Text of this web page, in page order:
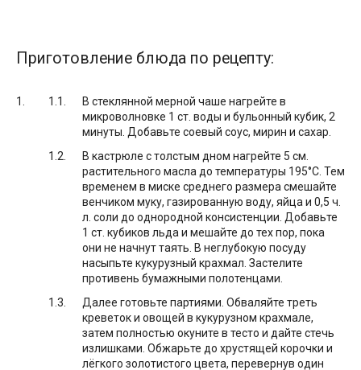
Приготовление блюда по рецепту:
В стеклянной мерной чаше нагрейте в
микроволновке 1 ст. воды и бульонный кубик, 2
минуты. Добавьте соевый соус, мирин и сахар.
В кастрюле с толстым дном нагрейте 5 см.
растительного масла до температуры 195°С. Тем
временем в миске среднего размера смешайте
венчиком муку, газированную воду, яйца и 0,5 ч.
л. соли до однородной консистенции. Добавьте
1 ст. кубиков льда и мешайте до тех пор, пока
они не начнут таять. В неглубокую посуду
насыпьте кукурузный крахмал. Застелите
противень бумажными полотенцами.
Далее готовьте партиями. Обваляйте треть
креветок и овощей в кукурузном крахмале,
затем полностью окуните в тесто и дайте стечь
излишками. Обжарьте до хрустящей корочки и
лёгкого золотистого цвета, перевернув один